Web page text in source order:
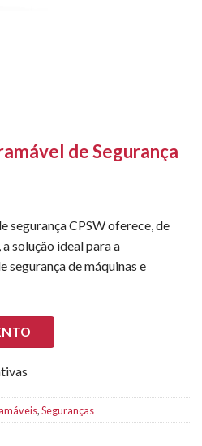
de Segurança
CPSW oferece, de
solução ideal para a
segurança de máquinas e
,Seguranças